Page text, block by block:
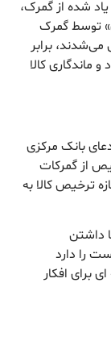
شده از گمرک،
توسط گمرک
می‌شدند، برابر
ماندگاری کالا
بانک مرکزی
از گمرکات
ترخیص کالا به
داشتن
را دارد
برای افکار